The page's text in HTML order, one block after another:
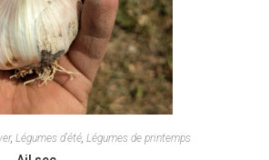
,Légumes d'été,Légumes de printemps